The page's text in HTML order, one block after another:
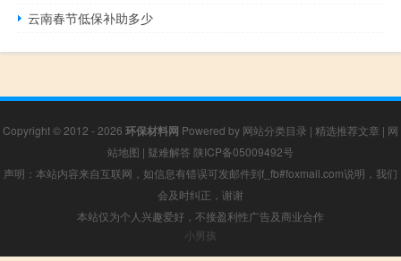
云南春节低保补助多少
Copyright © 2012 - 2026 环保材料网 Powered by 网站分类目录 | 精选推荐文章 | 网
站地图 | 疑难解答 陕ICP备05009492号
声明：本站内容来自互联网，如信息有错误可发邮件到f_fb#foxmail.com说明，我们
会及时纠正，谢谢
本站仅为个人兴趣爱好，不接盈利性广告及商业合作
小男孩